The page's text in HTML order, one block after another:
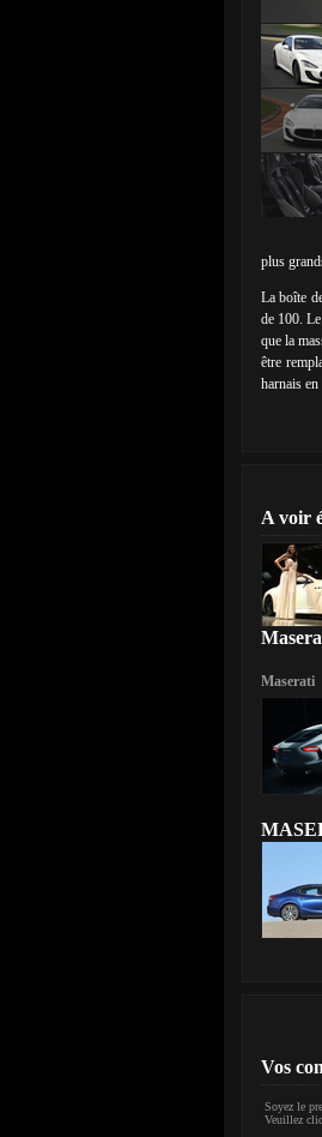
plus
La boîte
de 100.
que la
être
harnais
A voir
Maserati
Vos
Soyez le
Veuillez